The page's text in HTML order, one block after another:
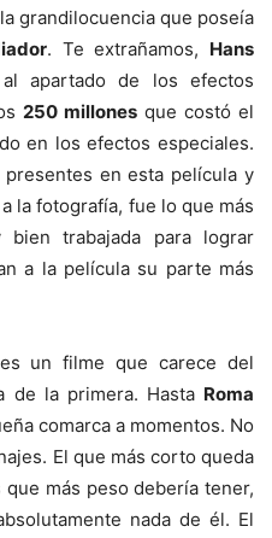
grandilocuencia que poseía
. Te extrañamos, Hans
apartado de los efectos
250 millonesque costó el
en los efectos especiales.
presentes en esta película y
la fotografía, fue lo que más
trabajada para lograr
a la película su parte más
un filme que carece del
de la primera. Hasta Roma
comarca a momentos. No
El que más corto queda
más peso debería tener,
nada de él. El